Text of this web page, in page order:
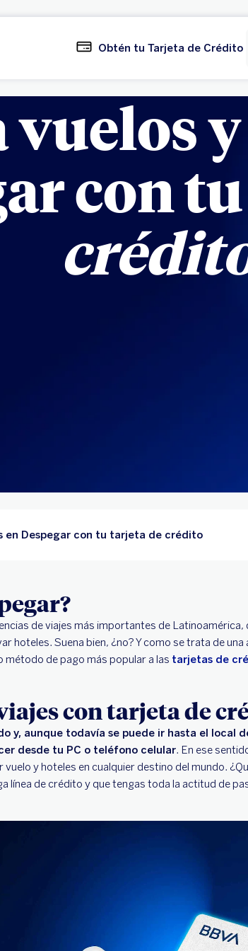
Obtén tu Tarjeta de Crédito
vuelos
con tu
en Despegar con tu tarjeta de crédito
de viajes más importantes de
hoteles. Suena bien, ¿no? Y como se trata de
método de pago más popular a las tarjetas de
con tarjeta de
y, aunque todavía se puede ir hasta el local
desde tu PC o teléfono celular. En ese
y hoteles en cualquier destino del mundo.
línea de crédito y que tengas toda la actitud de